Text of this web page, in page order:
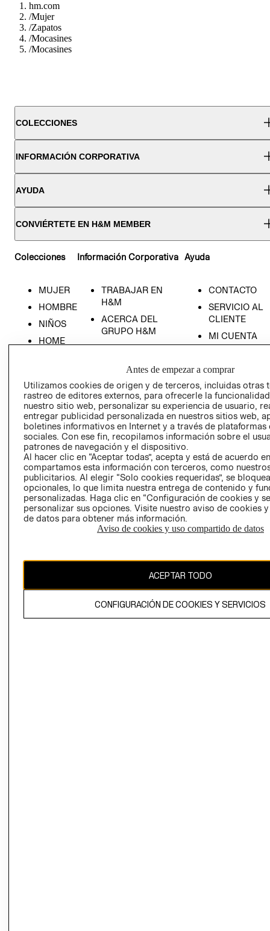
hm.com
/Mujer
/Zapatos
/Mocasines
/Mocasines
COLECCIONES
INFORMACIÓN CORPORATIVA
AYUDA
CONVIÉRTETE EN H&M MEMBER
Colecciones
MUJER
HOMBRE
NIÑOS
HOME
Información Corporativa
TRABAJAR EN
H&M
ACERCA DEL
GRUPO H&M
RESPONSABILIDAD
RELACIÓN CON
INVERSIONISTAS
POLÍTICA
EMPRESARIAL
Ayuda
CONTACTO
SERVICIO AL
CLIENTE
MI CUENTA
- RETIRO EN
TIENDA
TÉRMINOS Y
CONDICIONES
AVISO DE
PRIVACIDAD
GIFT CARD
AVISO DE
COOKIES
Chile ($)
Antes de empezar a comprar
Utilizamos cookies de origen y de terceros, incluidas otras
rastreo de editores externos, para ofrecerle la
nuestro sitio web, personalizar su experiencia de usuario,
entregar publicidad personalizada en nuestros sitios web,
boletines informativos en Internet y a través de plataformas
sociales. Con ese fin, recopilamos información sobre el
patrones de navegación y el dispositivo.
Al hacer clic en “Aceptar todas”, acepta y está de acuerdo
compartamos esta información con terceros, como
publicitarios. Al elegir “Solo cookies requeridas”, se
opcionales, lo que limita nuestra entrega de contenido y
personalizadas. Haga clic en “Configuración de cookies y
personalizar sus opciones. Visite nuestro aviso de cookies
de datos para obtener más información.
Aviso de cookies y uso compartido de datos
ACEPTAR TODO
CONFIGURACIÓN DE COOKIES Y SERVICIOS